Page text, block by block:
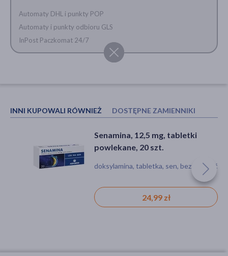
Automaty DHL i punkty POP
Automaty i punkty odbioru GLS
InPost Paczkomat 24/7
INNI KUPOWALI RÓWNIEŻ DOSTĘPNE ZAMIENNIKI
Melabiorytm, 5 mg, tabletki, 30
szt.
melatonina, tabletka, bezsenność, sen
19,69 zł
Senamina, 12,5 mg, tabletki
powlekane, 20 szt.
doksylamina, tabletka, sen, bezsenność
24,99 zł